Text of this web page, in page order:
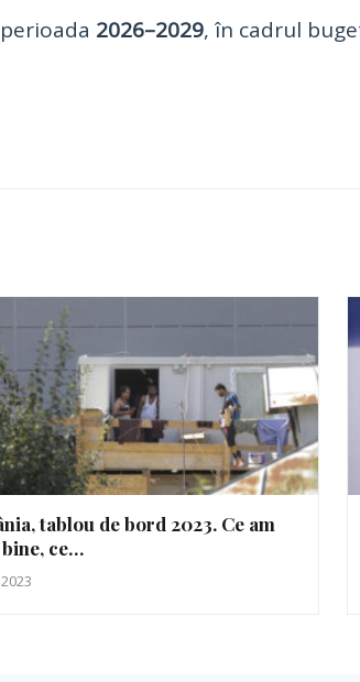
2026–2029, în cadrul
tablou de bord 2023. Ce am
ce…